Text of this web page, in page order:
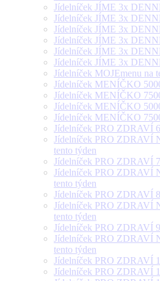
Jídelníček JÍME 3x
Jídelníček JÍME 3x
Jídelníček JÍME 3x
Jídelníček JÍME 3x
Jídelníček JÍME 3x
Jídelníček JÍME 3x
Jídelníček MOJEmenu na
Jídelníček MENÍČKO
Jídelníček MENÍČKO
Jídelníček MENÍČKO
Jídelníček MENÍČKO
Jídelníček PRO ZDRAVÍ
Jídelníček PRO ZDRAVÍ
tento týden
Jídelníček PRO ZDRAVÍ
Jídelníček PRO ZDRAVÍ
tento týden
Jídelníček PRO ZDRAVÍ
Jídelníček PRO ZDRAVÍ
tento týden
Jídelníček PRO ZDRAVÍ
Jídelníček PRO ZDRAVÍ
tento týden
Jídelníček PRO ZDRAVÍ
Jídelníček PRO ZDRAVÍ